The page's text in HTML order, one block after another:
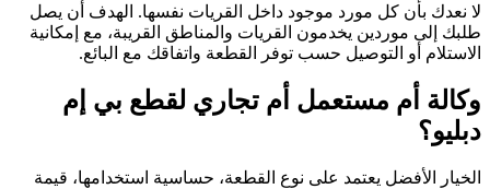
لا نعدك بأن كل مورد موجود داخل القريات نفسها. الهدف أن يصل
طلبك إلى موردين يخدمون القريات والمناطق القريبة، مع إمكانية
الاستلام أو التوصيل حسب توفر القطعة واتفاقك مع البائع.
وكالة أم مستعمل أم تجاري لقطع بي إم
دبليو؟
الخيار الأفضل يعتمد على نوع القطعة، حساسية استخدامها، قيمة